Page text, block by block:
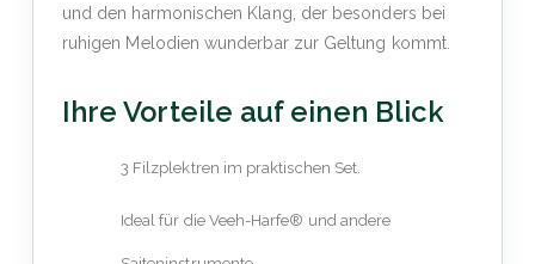
und den harmonischen Klang, der besonders bei
ruhigen Melodien wunderbar zur Geltung kommt.
Ihre Vorteile auf einen Blick
3 Filzplektren im praktischen Set.
Ideal für die Veeh-Harfe® und andere